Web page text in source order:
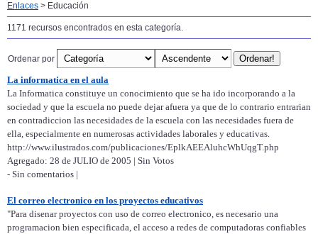
Enlaces > Educación
1171 recursos encontrados en esta categoría.
Ordenar por
La informatica en el aula
La Informatica constituye un conocimiento que se ha ido incorporando a la
sociedad y que la escuela no puede dejar afuera ya que de lo contrario entrarian
en contradiccion las necesidades de la escuela con las necesidades fuera de
ella, especialmente en numerosas actividades laborales y educativas.
http://www.ilustrados.com/publicaciones/EplkAEEAluhcWhUqgT.php
Agregado: 28 de JULIO de 2005 | Sin Votos
- Sin comentarios |
El correo electronico en los proyectos educativos
"Para disenar proyectos con uso de correo electronico, es necesario una
programacion bien especificada, el acceso a redes de computadoras confiables